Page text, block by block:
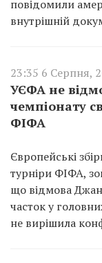
повідомили
внутрішній
23:35 6 Серпня,
УЄФА не
чемпіонату
ФІФА
Європейські
турніри ФІФА,
що відмова
часток у
не вирішила